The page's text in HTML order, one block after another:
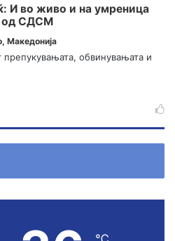
И во живо и на умреница
од СДСМ
, Македонија
препукувањата, обвинувањата и